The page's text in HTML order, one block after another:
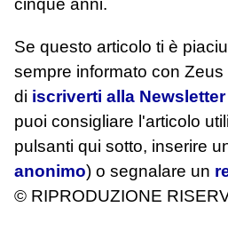
cinque anni.
Se questo articolo ti è
sempre informato con Zeus
di iscriverti alla
puoi consigliare l'articolo
pulsanti qui sotto, inserire
anonimo) o segnalare un
© RIPRODUZIONE